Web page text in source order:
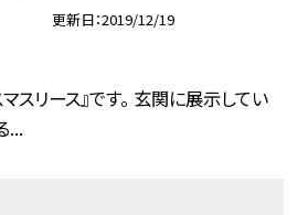
更新日 2019/12/19
スリース』です。 玄関に展示してい
...